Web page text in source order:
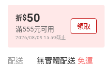
折$50
滿555元可用
2026/08/09 15:59截止
領取
配送 無實體配送 免運